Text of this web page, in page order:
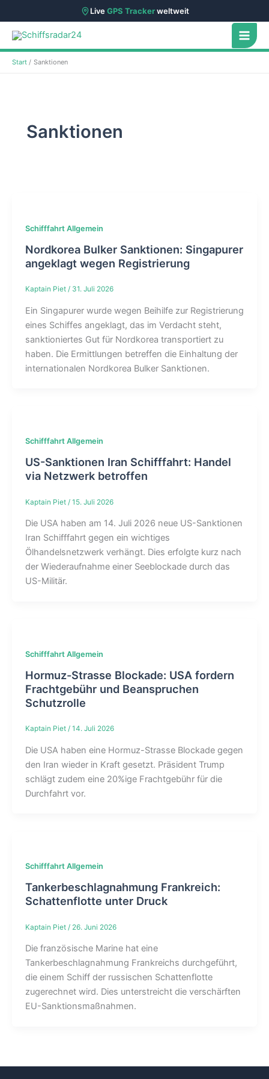
LiveGPS Trackerweltweit
Zum
Inhalt
springen
Start Sanktionen
Sanktionen
Schifffahrt Allgemein
Nordkorea Bulker Sanktionen: Singapurer
angeklagt wegen Registrierung
Kaptain Piet / 31. Juli 2026
Ein Singapurer wurde wegen Beihilfe zur Registrierung
eines Schiffes angeklagt, das im Verdacht steht,
sanktioniertes Gut für Nordkorea transportiert zu
haben. Die Ermittlungen betreffen die Einhaltung der
internationalen Nordkorea Bulker Sanktionen.
Schifffahrt Allgemein
US-Sanktionen Iran Schifffahrt: Handel
via Netzwerk betroffen
Kaptain Piet / 15. Juli 2026
Die USA haben am 14. Juli 2026 neue US-Sanktionen
Iran Schifffahrt gegen ein wichtiges
Ölhandelsnetzwerk verhängt. Dies erfolgte kurz nach
der Wiederaufnahme einer Seeblockade durch das
US-Militär.
Schifffahrt Allgemein
Hormuz-Strasse Blockade: USA fordern
Frachtgebühr und Beanspruchen
Schutzrolle
Kaptain Piet / 14. Juli 2026
Die USA haben eine Hormuz-Strasse Blockade gegen
den Iran wieder in Kraft gesetzt. Präsident Trump
schlägt zudem eine 20%ige Frachtgebühr für die
Durchfahrt vor.
Schifffahrt Allgemein
Tankerbeschlagnahmung Frankreich:
Schattenflotte unter Druck
Kaptain Piet / 26. Juni 2026
Die französische Marine hat eine
Tankerbeschlagnahmung Frankreichs durchgeführt,
die einem Schiff der russischen Schattenflotte
zugerechnet wird. Dies unterstreicht die verschärften
EU-Sanktionsmaßnahmen.